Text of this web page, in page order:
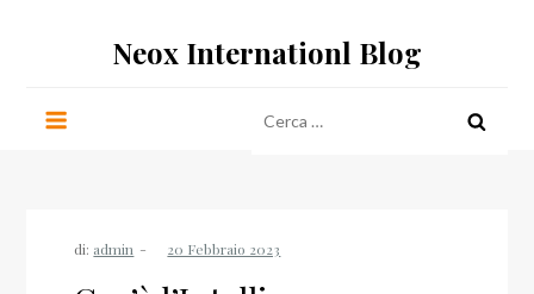
Neox Internationl Blog
per:
di: admin